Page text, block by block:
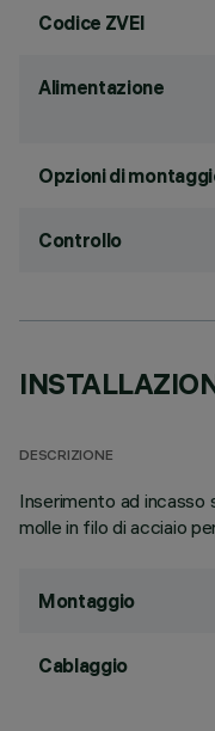
Codice ZVEI
Alimentazione
Opzioni di
Controllo
DESCRIZIONE
Inserimento ad
molle in filo di acciaio
Montaggio
Cablaggio